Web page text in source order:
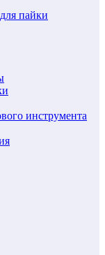
пайки
инструмента